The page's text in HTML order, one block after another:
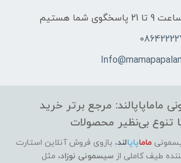
شما هستیم
ماماپاپالند: مرجع برتر خرید
تنوع بی‌نظیر محصولات
ماماپاپالند، بازوی فروش آنلاین استارت
طیف کاملی از سیسمونی نوزاد، مثل